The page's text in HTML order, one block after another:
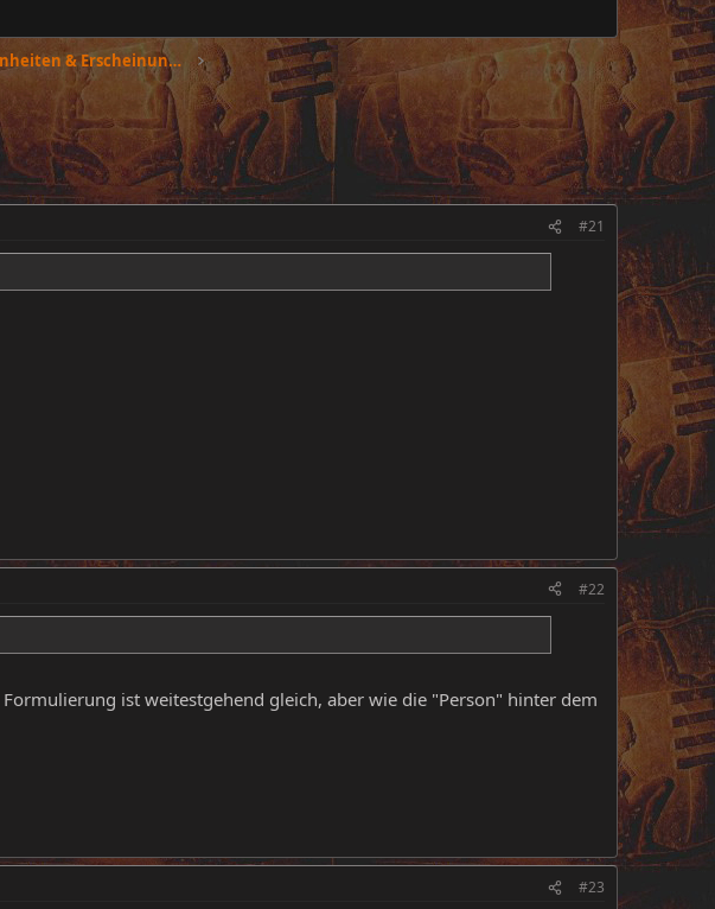
Spuk - Geister, Wesenheiten & Erscheinungen
#21
#22
ist weitestgehend gleich, aber wie die "Person" hinter dem
#23